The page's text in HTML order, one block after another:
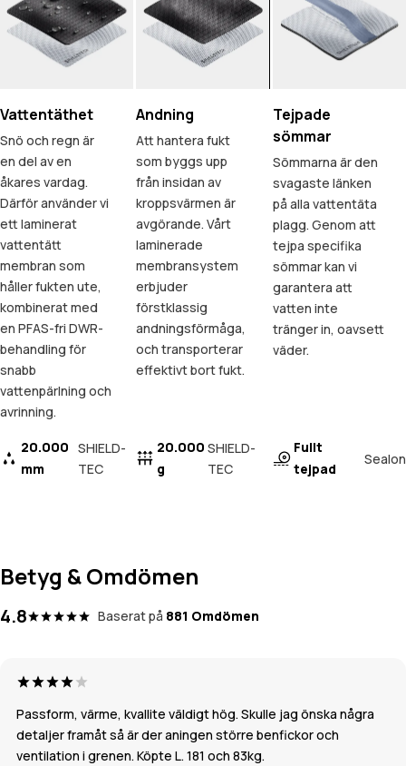
Vattentäthet
Snö och regn är
en del av en
åkares vardag.
Därför använder vi
ett laminerat
vattentätt
membran som
håller fukten ute,
kombinerat med
en PFAS-fri DWR-
behandling för
snabb
vattenpärlning och
avrinning.
20.000
mm
SHIELD-
TEC
Andning
Att hantera fukt
som byggs upp
från insidan av
kroppsvärmen är
avgörande. Vårt
laminerade
membransystem
erbjuder
förstklassig
andningsförmåga,
och transporterar
effektivt bort fukt.
20.000
g
SHIELD-
TEC
Tejpade
sömmar
Sömmarna är den
svagaste länken
på alla vattentäta
plagg. Genom att
tejpa specifika
sömmar kan vi
garantera att
vatten inte
tränger in, oavsett
väder.
Fullt
tejpad
Sealon
Betyg & Omdömen
4.8 Baserat på 881 Omdömen
Passform, värme, kvallite väldigt hög. Skulle jag önska några
detaljer framåt så är der aningen större benfickor och
ventilation i grenen. Köpte L. 181 och 83kg.